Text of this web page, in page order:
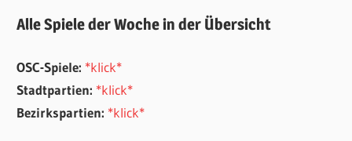
Alle Spiele der Woche in der Übersicht
OSC-Spiele: *klick*
Stadtpartien: *klick*
Bezirkspartien: *klick*